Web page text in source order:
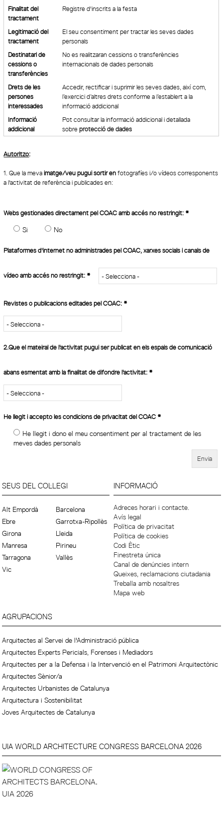
Finalitat del
tractament
Registre d'inscrits a la festa
Legitimació del
tractament
El seu consentiment per tractar les seves dades
personals
Destinatari de
cessions o
transferències
No es realitzaran cessions o transferències
internacionals de dades personals
Drets de les
persones
interessades
Accedir, rectificar i suprimir les seves dades, així com,
l’exercici d’altres drets conforme a l’establert a la
informació addicional
Informació
addicional
Pot consultar la informació addicional i detallada
sobreprotecció de dades
Autoritzo:
1. Que la meva imatge/veu pugui sortir en fotografíes i/o vídeos corresponents
a l'activitat de referència i publicades en:
Webs gestionades directament pel COAC amb accés no restringit: *
Si
No
Plataformes d'internet no administrades pel COAC, xarxes socials i canals de
vídeo amb accés no restringit: *
Revistes o publicacions editades pel COAC: *
2.Que el mateiral de l'activitat pugui ser publicat en els espais de comunicació
abans esmentat amb la finalitat de difondre l'activitat: *
He llegit i accepto les condicions de privacitat del COAC *
He llegit i dono el meu consentiment per al tractament de les
meves dades personals
SEUS DEL COL·LEGI
Alt Empordà
Barcelona
Ebre
Garrotxa-Ripollès
Girona
Lleida
Manresa
Pirineu
Tarragona
Vallès
Vic
INFORMACIÓ
Adreces horari i contacte.
Avís legal
Política de privacitat
Política de cookies
Codi Ètic
Finestreta única
Canal de denúncies intern
Queixes, reclamacions ciutadania
Treballa amb nosaltres
Mapa web
AGRUPACIONS
Arquitectes al Servei de l'Administració pública
Arquitectes Experts Pericials, Forenses i Mediadors
Arquitectes per a la Defensa i la Intervenció en el Patrimoni Arquitectònic
Arquitectes Sènior/a
Arquitectes Urbanistes de Catalunya
Arquitectura i Sostenibilitat
Joves Arquitectes de Catalunya
UIA WORLD ARCHITECTURE CONGRESS BARCELONA 2026